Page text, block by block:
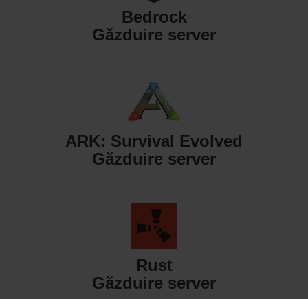
Bedrock
Găzduire server
ARK: Survival Evolved
Găzduire server
Rust
Găzduire server